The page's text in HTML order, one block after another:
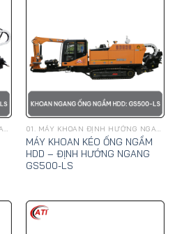
01. MÁY KHOAN ĐỊNH HƯỚNG NGANG, KÉO ỐNG NGẦM HDD - GOODENG 01. MÁY KHOAN ĐỊNH HƯỚNG NGANG, KÉO ỐNG NGẦM HDD - GOODENG
MÁY KHOAN KÉO ỐNG NGẦM
HDD – ĐỊNH HƯỚNG NGANG
GS500-LS